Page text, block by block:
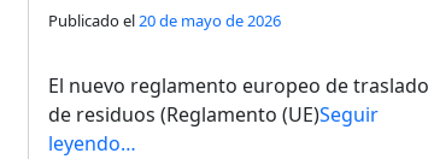
Publicado el20 de mayo de 2026
El nuevo reglamento europeo de traslado
de residuos (Reglamento (UE)Seguir
leyendo…